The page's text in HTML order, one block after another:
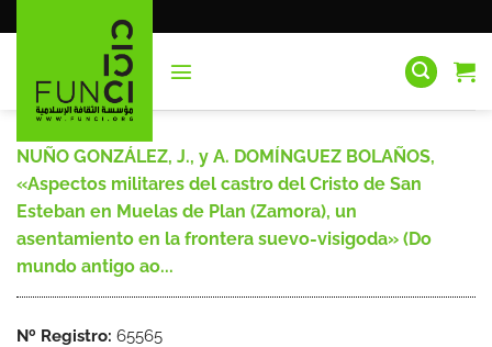
al
NUÑO GONZÁLEZ, J., y A. DOMÍNGUEZ BOLAÑOS,
«Aspectos militares del castro del Cristo de San
Esteban en Muelas de Plan (Zamora), un
asentamiento en la frontera suevo-visigoda» (Do
mundo antigo ao...
Nº Registro: 65565